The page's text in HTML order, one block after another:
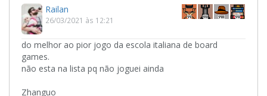
Railan
26/03/2021 às 12:21
do melhor ao pior jogo da escola italiana de board
games.
não esta na lista pq não joguei ainda
Zhanguo